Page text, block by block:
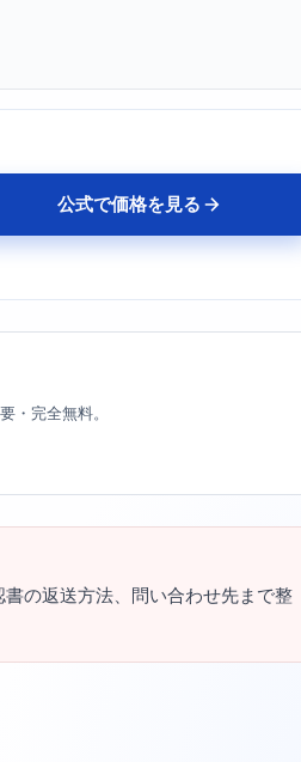
公式で価格を見る
・完全無料。
の返送方法、問い合わせ先まで整